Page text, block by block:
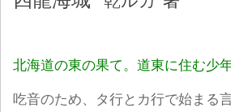
北海道の東の果て。道東に住む少年
吃音のため、タ行とカ行で始まる